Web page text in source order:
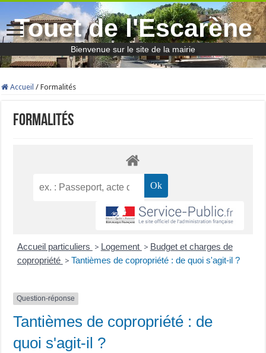
Touet de l'Escarène
Bienvenue sur le site de la mairie
Accueil / Formalités
Formalités
Accueil particuliers > Logement > Budget et charges de
copropriété > Tantièmes de copropriété : de quoi s'agit-il ?
Question-réponse
Tantièmes de copropriété : de
quoi s'agit-il ?